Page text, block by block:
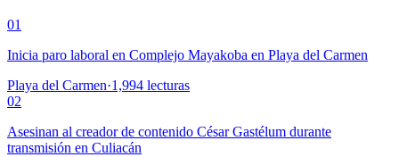
01
Inicia paro laboral en Complejo Mayakoba en Playa del Carmen
Playa del Carmen·1,994 lecturas
02
Asesinan al creador de contenido César Gastélum durante
transmisión en Culiacán